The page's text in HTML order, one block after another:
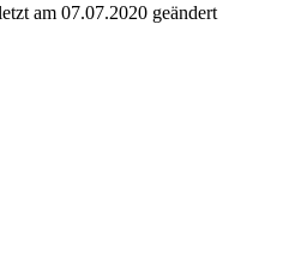
am 07.07.2020 geändert